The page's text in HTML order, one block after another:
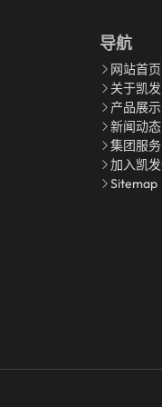
导航
网站首页
关于凯
产品展示
新闻动态
集团服务
加入凯
Sitemap